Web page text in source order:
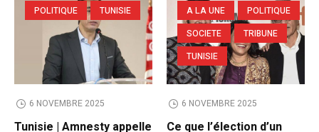
POLITIQUE TUNISIE
6 NOVEMBRE 2025
Tunisie | Amnesty appelle
A LA UNE
POLITIQUE
SOCIETE
TRIBUNE
TUNISIE
6 NOVEMBRE 2025
Ce que l’élection d’un